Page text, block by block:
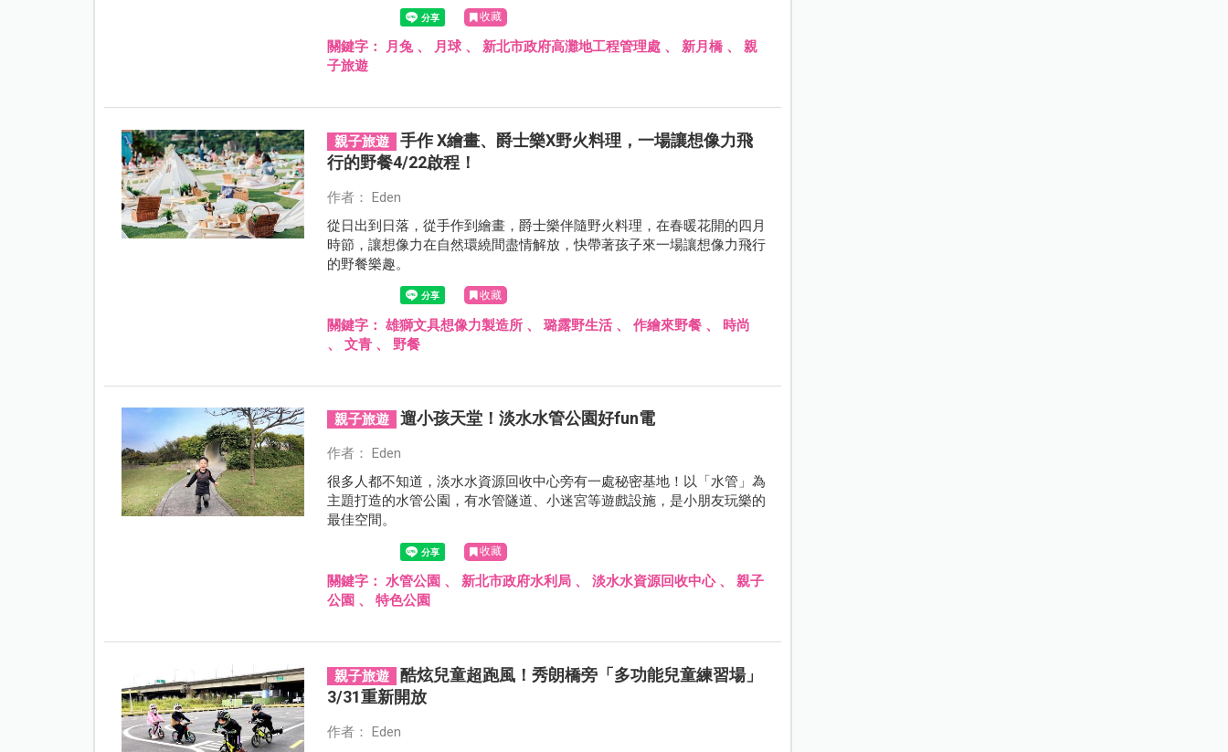
收藏
關鍵字： 月兔、 月球 、新北市政府高灘地工程管理處 、新月橋 、親
子旅遊
親子旅遊
手作 X繪畫、爵士樂X野火料理，一場讓想像力飛
行的野餐4/22啟程！
作者： Eden
從日出到日落，從手作到繪畫，爵士樂伴隨野火料理，在春暖花開的四月
時節，讓想像力在自然環繞間盡情解放，快帶著孩子來一場讓想像力飛行
的野餐樂趣。
收藏
關鍵字：雄獅文具想像力製造所 、璐露野生活、作繪來野餐 、 時尚
、文青 、野餐
親子旅遊 遛小孩天堂！淡水水管公園好fun電
作者： Eden
很多人都不知道，淡水水資源回收中心旁有一處秘密基地！以「水管」為
主題打造的水管公園，有水管隧道、小迷宮等遊戲設施，是小朋友玩樂的
最佳空間。
收藏
關鍵字：水管公園 、新北市政府水利局 、淡水水資源回收中心、親子
公園 、特色公園
親子旅遊
酷炫兒童超跑風！秀朗橋旁「多功能兒童練習場」
3/31重新開放
作者： Eden